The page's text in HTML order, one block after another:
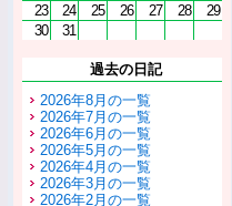
23
24 25 26 27 28
29
30
31
過去の日記
2026年8月の一覧
2026年7月の一覧
2026年6月の一覧
2026年5月の一覧
2026年4月の一覧
2026年3月の一覧
2026年2月の一覧